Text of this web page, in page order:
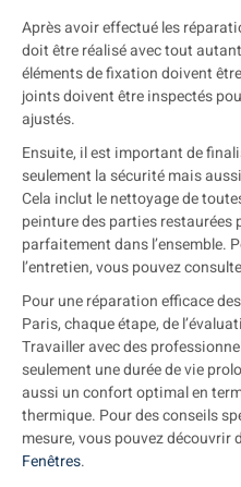
Après avoir effectué les
doit être réalisé avec tout
éléments de fixation doivent
joints doivent être inspectés
ajustés.
Ensuite, il est important de
seulement la sécurité mais
Cela inclut le nettoyage de
peinture des parties restaurées
parfaitement dans l’ensemble.
l’entretien, vous pouvez
Pour une réparation efficace
Paris, chaque étape, de
Travailler avec des
seulement une durée de vie
aussi un confort optimal en
thermique. Pour des conseils
mesure, vous pouvez découvrir
Fenêtres.